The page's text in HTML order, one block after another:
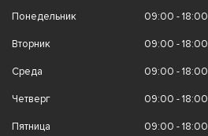
Понедельник 09:00 - 18:00
Вторник 09:00 - 18:00
Среда 09:00 - 18:00
Четверг 09:00 - 18:00
Пятница 09:00 - 18:00